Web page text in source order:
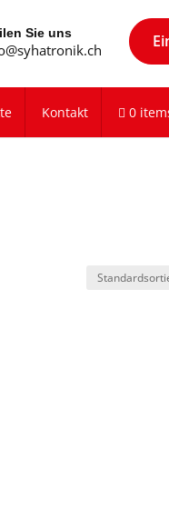
Sie uns
Kontakt 0